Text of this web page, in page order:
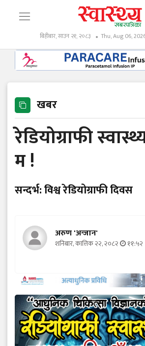
बिहीबार, साउन २१, २०८३ Thu, Aug 06,
खबर
रेडियोग्राफी
म !
सन्दर्भ: विश्व रेडियोग्राफी दिवस
अरुण 'अन्जान'
शनिबार, कात्तिक २२, २०८२ ११:५२